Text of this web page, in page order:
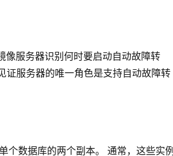
像服务器识别何时要启动自动故障转
证服务器的唯一角色是支持自动故障转
个数据库的两个副本。 通常，这些实